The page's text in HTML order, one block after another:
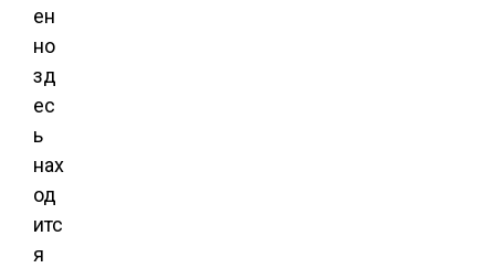
ен
но
зд
ес
ь
нах
од
итс
я